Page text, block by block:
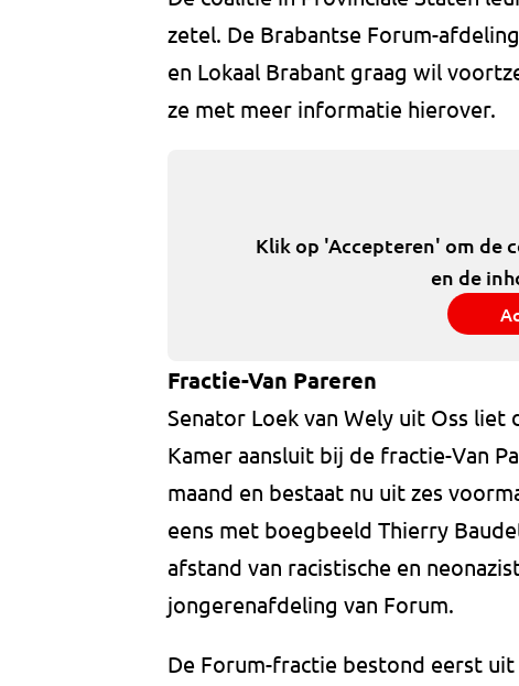
zetel. De Brabantse Forum-
en Lokaal Brabant graag wil
ze met meer informatie hierover.
Klik op 'Accepteren' om de
en de
Fractie-Van Pareren
Senator Loek van Wely uit Oss liet
Kamer aansluit bij de fractie-Van
maand en bestaat nu uit zes
eens met boegbeeld Thierry
afstand van racistische en
jongerenafdeling van Forum.
De Forum-fractie bestond eerst